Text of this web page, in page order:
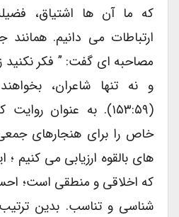
که ما آن ها اشتیاق،
ارتباطات می دانیم. همانند
مصاحبه ای گفت: ” فکر نکنید
و نه تنها شاعران،
(۱۵۳:۵۹). به عنوان روایت
خاص را برای هنجارهای جمعی،
های بالقوه ارزیابی می کنیم ؛
که اخلاقی و منطقی است؛
شناسی و تناسب. بدین